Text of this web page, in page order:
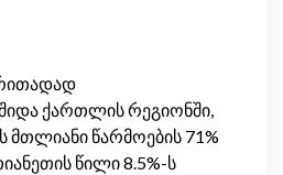
ქართლის რეგიონში,
წარმოების 71%
წილი 8.5%-ს